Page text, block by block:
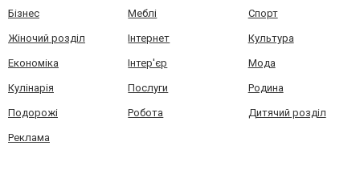
Бізнес Меблі Спорт
Жіночий розділ Інтернет Культура
Економіка Інтер'єр Мода
Кулінарія Послуги Родина
Подорожі Робота Дитячий розділ
Реклама